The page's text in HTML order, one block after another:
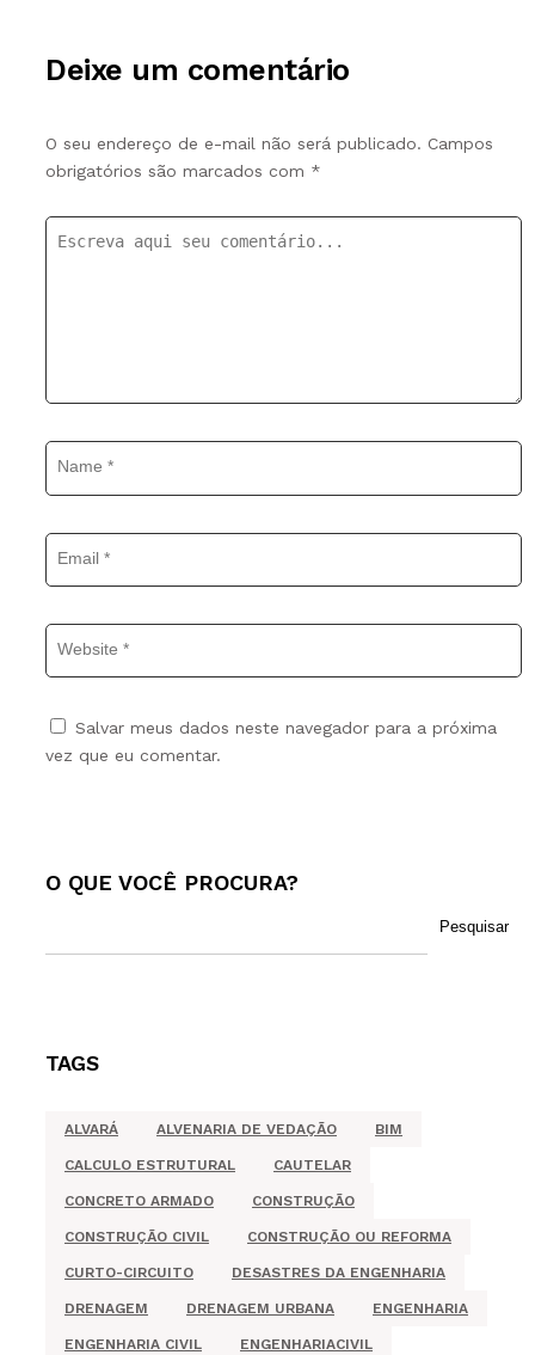
Deixe um comentário
O seu endereço de e-mail não será publicado. Campos
obrigatórios são marcados com *
Salvar meus dados neste navegador para a próxima
vez que eu comentar.
O QUE VOCÊ PROCURA?
Pesquisar
TAGS
ALVARÁ ALVENARIA DE VEDAÇÃO BIM
CALCULO ESTRUTURAL CAUTELAR
CONCRETO ARMADO CONSTRUÇÃO
CONSTRUÇÃO CIVIL CONSTRUÇÃO OU REFORMA
CURTO-CIRCUITO DESASTRES DA ENGENHARIA
DRENAGEM DRENAGEM URBANA ENGENHARIA
ENGENHARIA CIVIL ENGENHARIACIVIL